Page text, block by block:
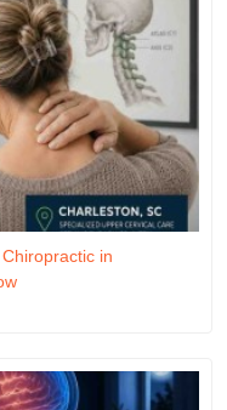
in